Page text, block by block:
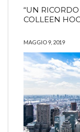
“UN
COLLEEN
MAGGIO 9, 2019